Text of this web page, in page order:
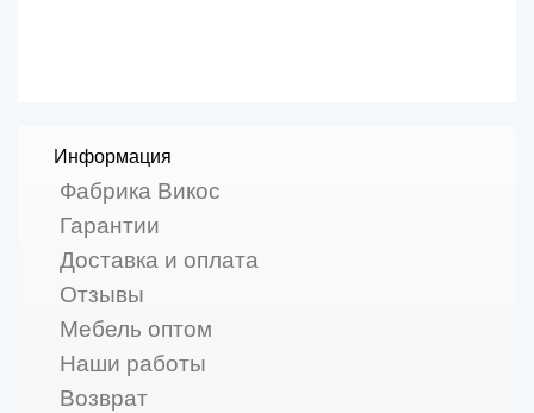
Информация
Фабрика Викос
Гарантии
Доставка и оплата
Отзывы
Мебель оптом
Наши работы
Возврат